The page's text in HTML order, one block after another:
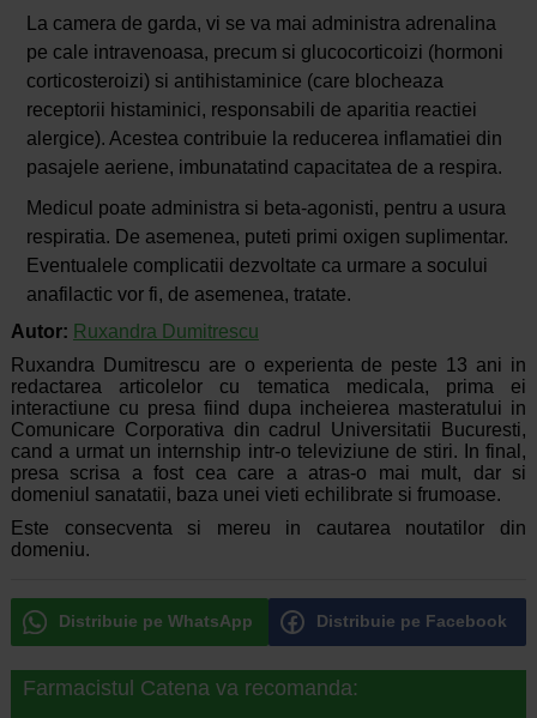
La camera de garda, vi se va mai administra adrenalina
pe cale intravenoasa, precum si glucocorticoizi (hormoni
corticosteroizi) si antihistaminice (care blocheaza
receptorii histaminici, responsabili de aparitia reactiei
alergice). Acestea contribuie la reducerea inflamatiei din
pasajele aeriene, imbunatatind capacitatea de a respira.
Medicul poate administra si beta-agonisti, pentru a usura
respiratia. De asemenea, puteti primi oxigen suplimentar.
Eventualele complicatii dezvoltate ca urmare a socului
anafilactic vor fi, de asemenea, tratate.
Autor: Ruxandra Dumitrescu
Ruxandra Dumitrescu are o experienta de peste 13 ani in
redactarea articolelor cu tematica medicala, prima ei
interactiune cu presa fiind dupa incheierea masteratului in
Comunicare Corporativa din cadrul Universitatii Bucuresti,
cand a urmat un internship intr-o televiziune de stiri. In final,
presa scrisa a fost cea care a atras-o mai mult, dar si
domeniul sanatatii, baza unei vieti echilibrate si frumoase.
Este consecventa si mereu in cautarea noutatilor din
domeniu.
Distribuie pe WhatsApp Distribuie pe Facebook
Farmacistul Catena va recomanda: